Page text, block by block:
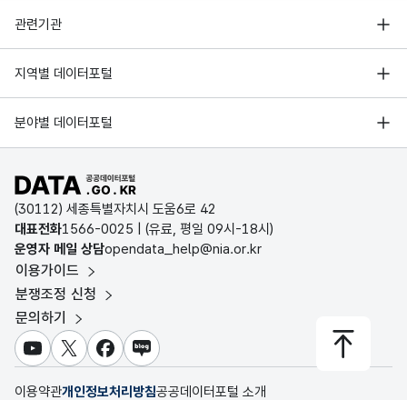
관련기관
행정안전부
한국지능정보사회진흥원
국가정보자원관리원
지역별 데이터포털
서울 열린데이터광장
경기데이터드림
D-데이터허브
인천데이터포털
울산광역시 데이터포털
전남광주통합특별시 빅데이터 플랫폼
대전광역시 데이터포털
세종특별자치시 데이터포털
충청북도 데이터허브
분야별 데이터포털
기상자료개방포털
국토교통부 공간정보오픈플랫폼
환경부 환경데이터포털
문화데이터광장
농림축산식품 공공데이터포털
보건의료빅데이터개방시스템
식품의약품안전처 데이터포털
교육통계서비스
공공데이터포털 바로가기
(30112) 세종특별자치시 도움6로 42
대표전화1566-0025 | (유료, 평일 09시-18시)
운영자 메일 상담opendata_help@nia.or.kr
이용가이드
분쟁조정 신청
문의하기
유튜브X 페이스북
블로그
이용약관개인정보처리방침공공데이터포털 소개